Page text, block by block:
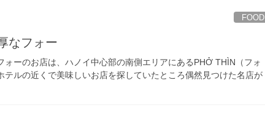
FOOD
なフォー
ーのお店は、ハノイ中心部の南側エリアにあるPHỞ THÌN（フォ
ルの近くで美味しいお店を探していたところ偶然見つけた名店が